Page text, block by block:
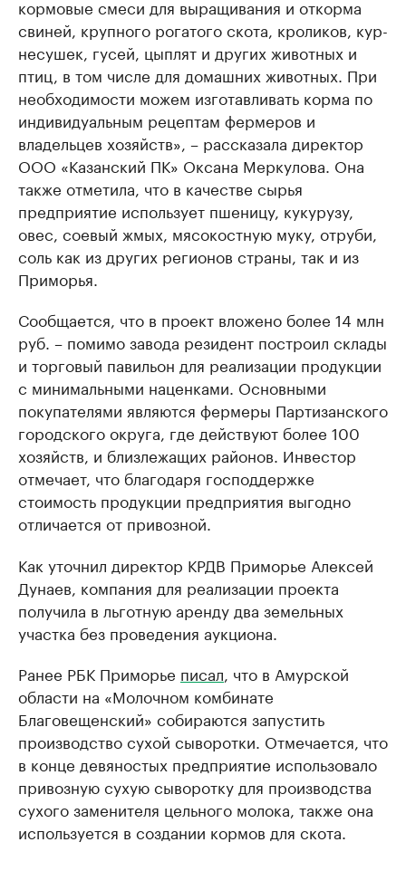
кормовые смеси для выращивания и откорма
свиней, крупного рогатого скота, кроликов, кур-
несушек, гусей, цыплят и других животных и
птиц, в том числе для домашних животных. При
необходимости можем изготавливать корма по
индивидуальным рецептам фермеров и
владельцев хозяйств», – рассказала директор
ООО «Казанский ПК» Оксана Меркулова. Она
также отметила, что в качестве сырья
предприятие использует пшеницу, кукурузу,
овес, соевый жмых, мясокостную муку, отруби,
соль как из других регионов страны, так и из
Приморья.
Сообщается, что в проект вложено более 14 млн
руб. – помимо завода резидент построил склады
и торговый павильон для реализации продукции
с минимальными наценками. Основными
покупателями являются фермеры Партизанского
городского округа, где действуют более 100
хозяйств, и близлежащих районов. Инвестор
отмечает, что благодаря господдержке
стоимость продукции предприятия выгодно
отличается от привозной.
Как уточнил директор КРДВ Приморье Алексей
Дунаев, компания для реализации проекта
получила в льготную аренду два земельных
участка без проведения аукциона.
Ранее РБК Приморье писал, что в Амурской
области на «Молочном комбинате
Благовещенский» собираются запустить
производство сухой сыворотки. Отмечается, что
в конце девяностых предприятие использовало
привозную сухую сыворотку для производства
сухого заменителя цельного молока, также она
используется в создании кормов для скота.